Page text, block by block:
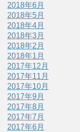
2018年6月
2018年5月
2018年4月
2018年3月
2018年2月
2018年1月
2017年12月
2017年11月
2017年10月
2017年9月
2017年8月
2017年7月
2017年6月